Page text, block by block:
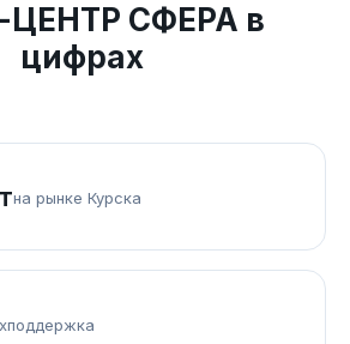
СФЕРА в
цифрах
на рынке Курска